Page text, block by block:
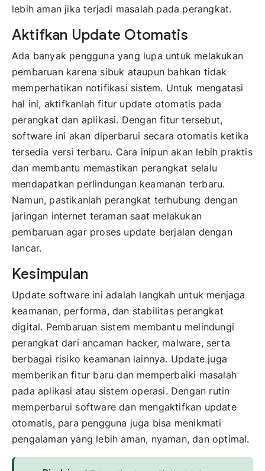
lebih aman jika terjadi masalah pada perangkat.
Aktifkan Update Otomatis
Ada banyak pengguna yang lupa untuk melakukan
pembaruan karena sibuk ataupun bahkan tidak
memperhatikan notifikasi sistem. Untuk mengatasi
hal ini, aktifkanlah fitur update otomatis pada
perangkat dan aplikasi. Dengan fitur tersebut,
software ini akan diperbarui secara otomatis ketika
tersedia versi terbaru. Cara inipun akan lebih praktis
dan membantu memastikan perangkat selalu
mendapatkan perlindungan keamanan terbaru.
Namun, pastikanlah perangkat terhubung dengan
jaringan internet teraman saat melakukan
pembaruan agar proses update berjalan dengan
lancar.
Kesimpulan
Update software ini adalah langkah untuk menjaga
keamanan, performa, dan stabilitas perangkat
digital. Pembaruan sistem membantu melindungi
perangkat dari ancaman hacker, malware, serta
berbagai risiko keamanan lainnya. Update juga
memberikan fitur baru dan memperbaiki masalah
pada aplikasi atau sistem operasi. Dengan rutin
memperbarui software dan mengaktifkan update
otomatis, para pengguna juga bisa menikmati
pengalaman yang lebih aman, nyaman, dan optimal.